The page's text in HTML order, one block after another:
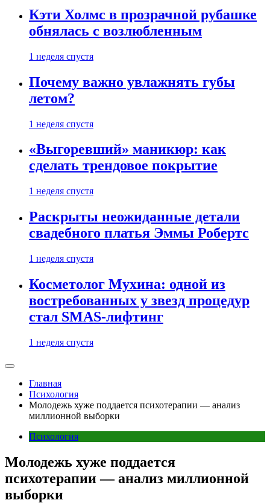
Кэти Холмс в прозрачной рубашке
обнялась с возлюбленным
1 неделя спустя
Почему важно увлажнять губы
летом?
1 неделя спустя
«Выгоревший» маникюр: как
сделать трендовое покрытие
1 неделя спустя
Раскрыты неожиданные детали
свадебного платья Эммы Робертс
1 неделя спустя
Косметолог Мухина: одной из
востребованных у звезд процедур
стал SMAS-лифтинг
1 неделя спустя
Главная
Психология
Молодежь хуже поддается психотерапии — анализ
миллионной выборки
Психология
Молодежь хуже поддается
психотерапии — анализ миллионной
выборки